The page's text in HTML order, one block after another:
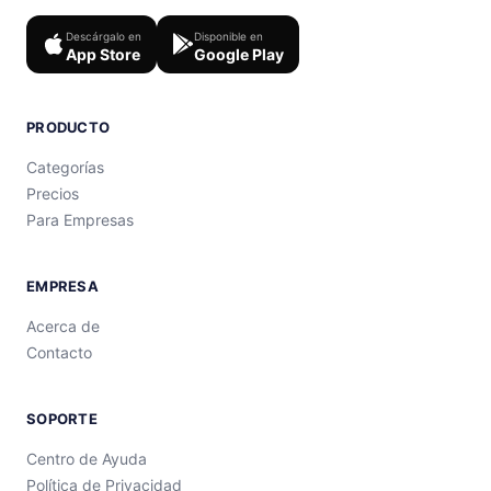
Descárgalo en
App Store
Disponible en
Google Play
PRODUCTO
Categorías
Precios
Para Empresas
EMPRESA
Acerca de
Contacto
SOPORTE
Centro de Ayuda
Política de Privacidad